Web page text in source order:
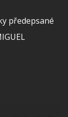
předepsané